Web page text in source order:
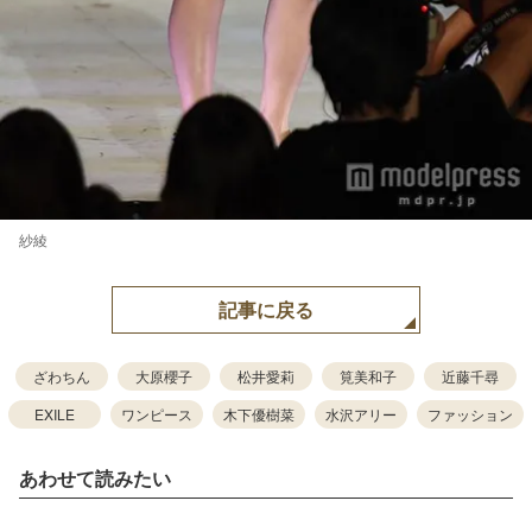
紗綾
記事に戻る
ざわちん 大原櫻子 松井愛莉 筧美和子
近藤千尋
EXILE
ワンピース 木下優樹菜 水沢アリー ファッション
あわせて読みたい